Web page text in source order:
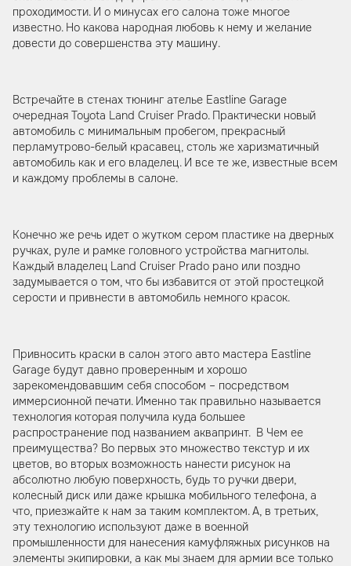
проходимости. И о минусах его салона тоже многое
известно. Но какова народная любовь к нему и желание
довести до совершенства эту машину.
Встречайте в стенах тюнинг ателье Eastline Garage
очередная Toyota Land Cruiser Prado. Практически новый
автомобиль с минимальным пробегом, прекрасный
перламутрово-белый красавец, столь же харизматичный
автомобиль как и его владелец. И все те же, известные всем
и каждому проблемы в салоне.
Конечно же речь идет о жутком сером пластике на дверных
ручках, руле и рамке головного устройства магнитолы.
Каждый владелец Land Cruiser Prado рано или поздно
задумывается о том, что бы избавится от этой простецкой
серости и привнести в автомобиль немного красок.
Привносить краски в салон этого авто мастера Eastline
Garage будут давно проверенным и хорошо
зарекомендовавшим себя способом – посредством
иммерсионной печати. Именно так правильно называется
технология которая получила куда большее
распространение под названием аквапринт. В Чем ее
преимущества? Во первых это множество текстур и их
цветов, во вторых возможность нанести рисунок на
абсолютно любую поверхность, будь то ручки двери,
колесный диск или даже крышка мобильного телефона, а
что, приезжайте к нам за таким комплектом. А, в третьих,
эту технологию используют даже в военной
промышленности для нанесения камуфляжных рисунков на
элементы экипировки, а как мы знаем для армии все только